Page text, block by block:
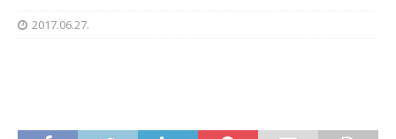
2017.06.27.